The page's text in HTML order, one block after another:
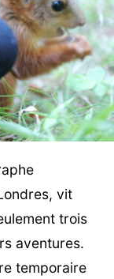
vit
trois
aventures.
temporaire